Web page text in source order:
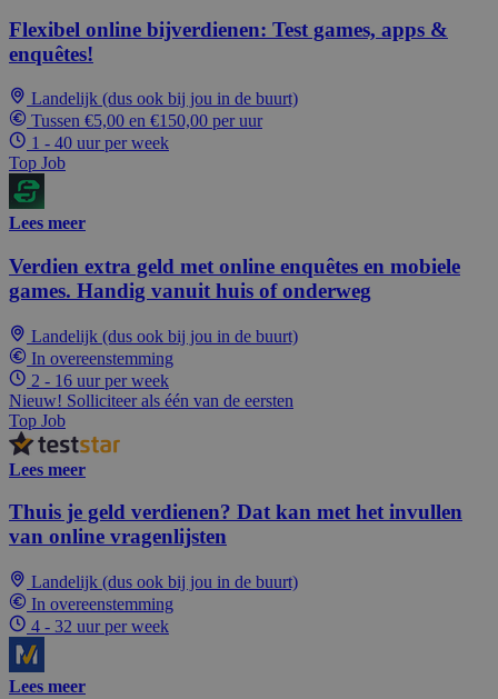
Flexibel online bijverdienen: Test games, apps &
enquêtes!
Landelijk (dus ook bij jou in de buurt)
Tussen €5,00 en €150,00 per uur
1 - 40 uur per week
Top Job
Lees meer
Verdien extra geld met online enquêtes en mobiele
games. Handig vanuit huis of onderweg
Landelijk (dus ook bij jou in de buurt)
In overeenstemming
2 - 16 uur per week
Nieuw! Solliciteer als één van de eersten
Top Job
Lees meer
Thuis je geld verdienen? Dat kan met het invullen
van online vragenlijsten
Landelijk (dus ook bij jou in de buurt)
In overeenstemming
4 - 32 uur per week
Lees meer